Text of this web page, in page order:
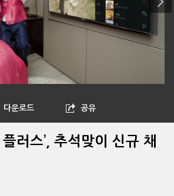
다운로드 공유
러스’, 추석맞이 신규 채